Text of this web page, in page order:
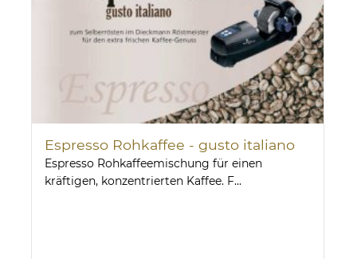
Espresso Rohkaffee - gusto italiano
Espresso Rohkaffeemischung für einen
kräftigen, konzentrierten Kaffee. F...